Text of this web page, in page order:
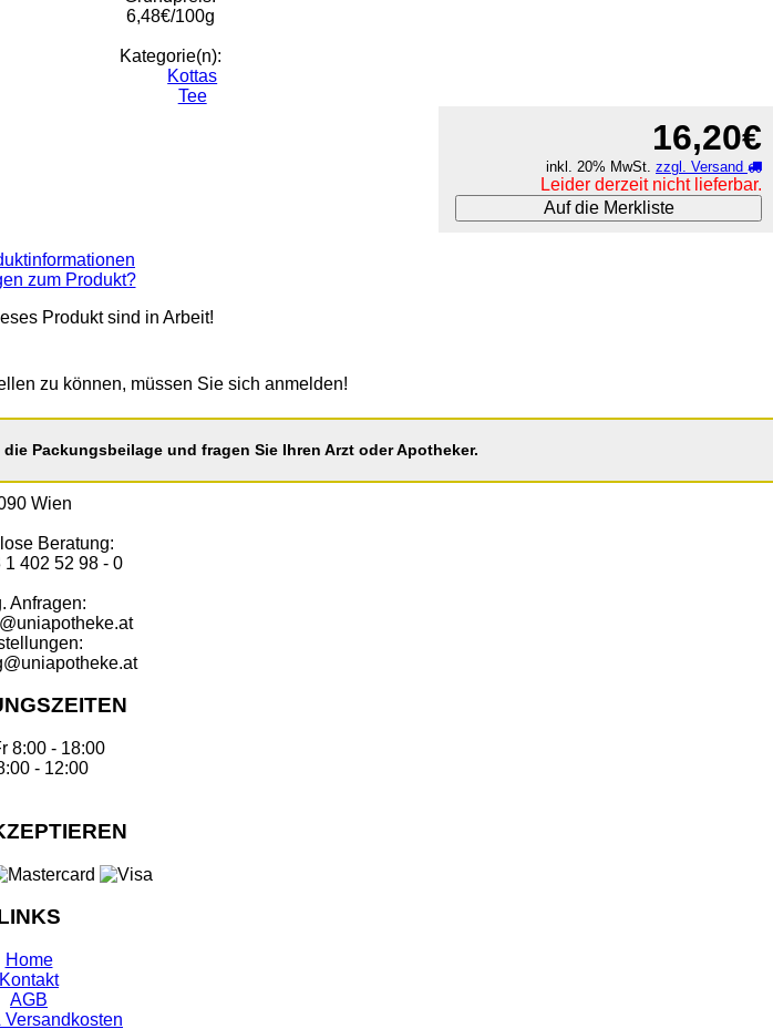
6,48€/100g
Kategorie(n):
Kottas
Tee
16,20€
inkl. 20% MwSt. zzgl. Versand
Leider derzeit nicht lieferbar.
Auf die Merkliste
zum Produkt?
Produkt sind in Arbeit!
zu können, müssen Sie sich anmelden!
Packungsbeilage und fragen Sie Ihren Arzt oder Apotheker.
Wien
Beratung:
1 402 52 98 - 0
Anfragen:
8:00 - 18:00
- 12:00
Home
Kontakt
AGB
Versandkosten